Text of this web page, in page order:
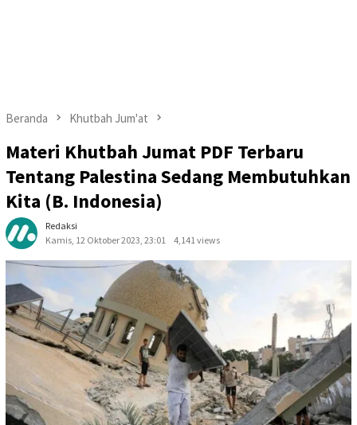
Beranda Khutbah Jum'at
Materi Khutbah Jumat PDF Terbaru
Tentang Palestina Sedang Membutuhkan
Kita (B. Indonesia)
Redaksi
Kamis, 12 Oktober 2023, 23:01
4,141 views